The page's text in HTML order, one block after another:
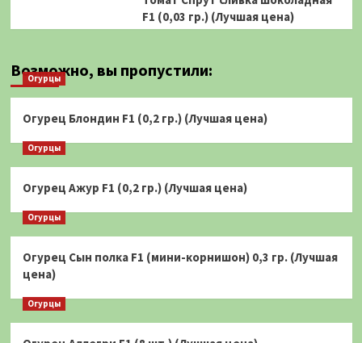
F1 (0,03 гр.) (Лучшая цена)
Возможно, вы пропустили:
Огурцы
Огурец Блондин F1 (0,2 гр.) (Лучшая цена)
Огурцы
Огурец Ажур F1 (0,2 гр.) (Лучшая цена)
Огурцы
Огурец Сын полка F1 (мини-корнишон) 0,3 гр. (Лучшая
цена)
Огурцы